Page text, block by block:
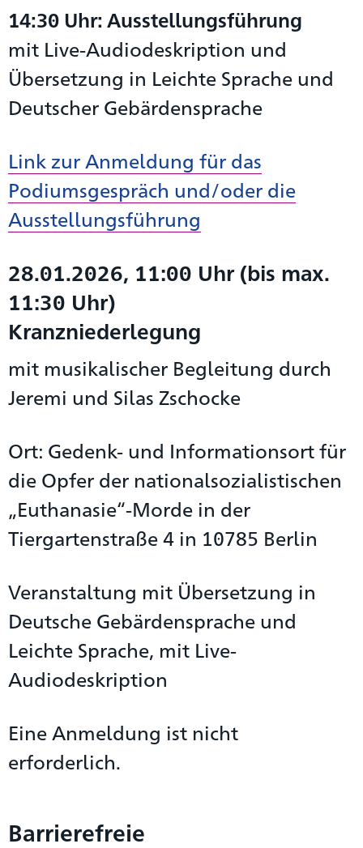
14:30 Uhr: Ausstellungsführung
mit Live-Audiodeskription und
Übersetzung in Leichte Sprache und
Deutscher Gebärdensprache
Link zur Anmeldung für das
Podiumsgespräch und/oder die
Ausstellungsführung
28.01.2026, 11:00 Uhr (bis max.
11:30 Uhr)
Kranzniederlegung
mit musikalischer Begleitung durch
Jeremi und Silas Zschocke
Ort: Gedenk- und Informationsort für
die Opfer der nationalsozialistischen
„Euthanasie“-Morde in der
Tiergartenstraße 4 in 10785 Berlin
Veranstaltung mit Übersetzung in
Deutsche Gebärdensprache und
Leichte Sprache, mit Live-
Audiodeskription
Eine Anmeldung ist nicht
erforderlich.
Barrierefreie